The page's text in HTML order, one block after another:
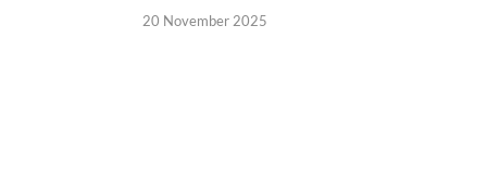
20 November 2025